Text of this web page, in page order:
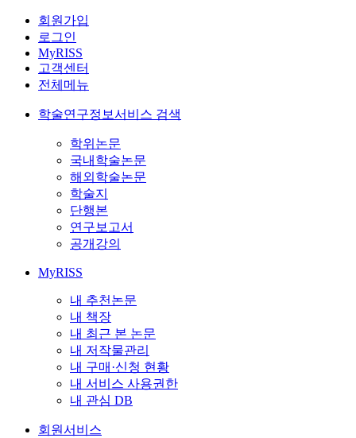
회원가입
로그인
MyRISS
고객센터
전체메뉴
학술연구정보서비스 검색
학위논문
국내학술논문
해외학술논문
학술지
단행본
연구보고서
공개강의
MyRISS
내 추천논문
내 책장
내 최근 본 논문
내 저작물관리
내 구매·신청 현황
내 서비스 사용권한
내 관심 DB
회원서비스